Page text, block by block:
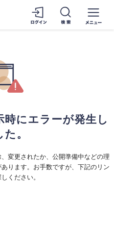
にエラーが発生し
。
変更されたか、公開準備中などの理
ります。お手数ですが、下記のリン
ください。